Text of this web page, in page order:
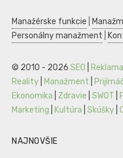
Manažérske funkcie
Personálny manažment
© 2010 - 2026 SEO
Reality
Manažment
Ekonomika
Zdravie SWOT
Marketing
Kultúra Skúšky
NAJNOVŠIE